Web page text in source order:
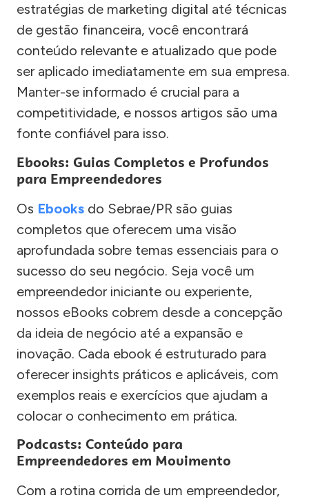
estratégias de marketing digital até técnicas
de gestão financeira, você encontrará
conteúdo relevante e atualizado que pode
ser aplicado imediatamente em sua empresa.
Manter-se informado é crucial para a
competitividade, e nossos artigos são uma
fonte confiável para isso.
Ebooks: Guias Completos e Profundos
para Empreendedores
Os Ebooks do Sebrae/PR são guias
completos que oferecem uma visão
aprofundada sobre temas essenciais para o
sucesso do seu negócio. Seja você um
empreendedor iniciante ou experiente,
nossos eBooks cobrem desde a concepção
da ideia de negócio até a expansão e
inovação. Cada ebook é estruturado para
oferecer insights práticos e aplicáveis, com
exemplos reais e exercícios que ajudam a
colocar o conhecimento em prática.
Podcasts: Conteúdo para
Empreendedores em Movimento
Com a rotina corrida de um empreendedor,